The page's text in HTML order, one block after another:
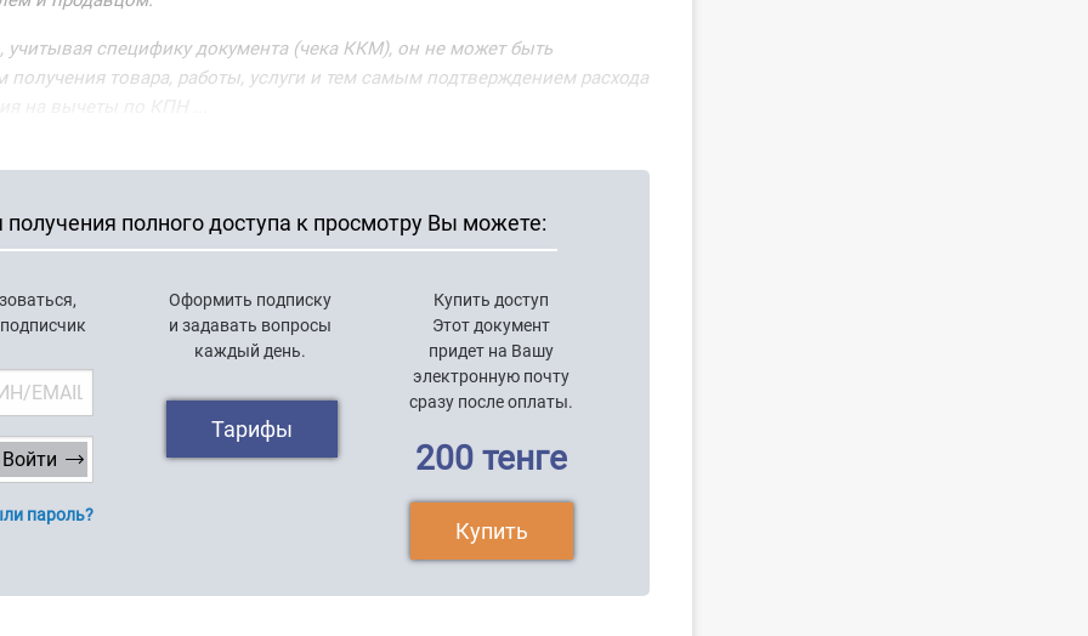
учитывая специфику документа (чека ККМ), он не может быть
получения товара, работы, услуги и тем самым подтверждением расхода
полного доступа к просмотру Вы можете:
пароль?
Оформить подписку
и задавать вопросы
каждый день.
Тарифы
Купить доступ
Этот документ
придет на Вашу
электронную почту
сразу после оплаты.
200 тенге
Купить